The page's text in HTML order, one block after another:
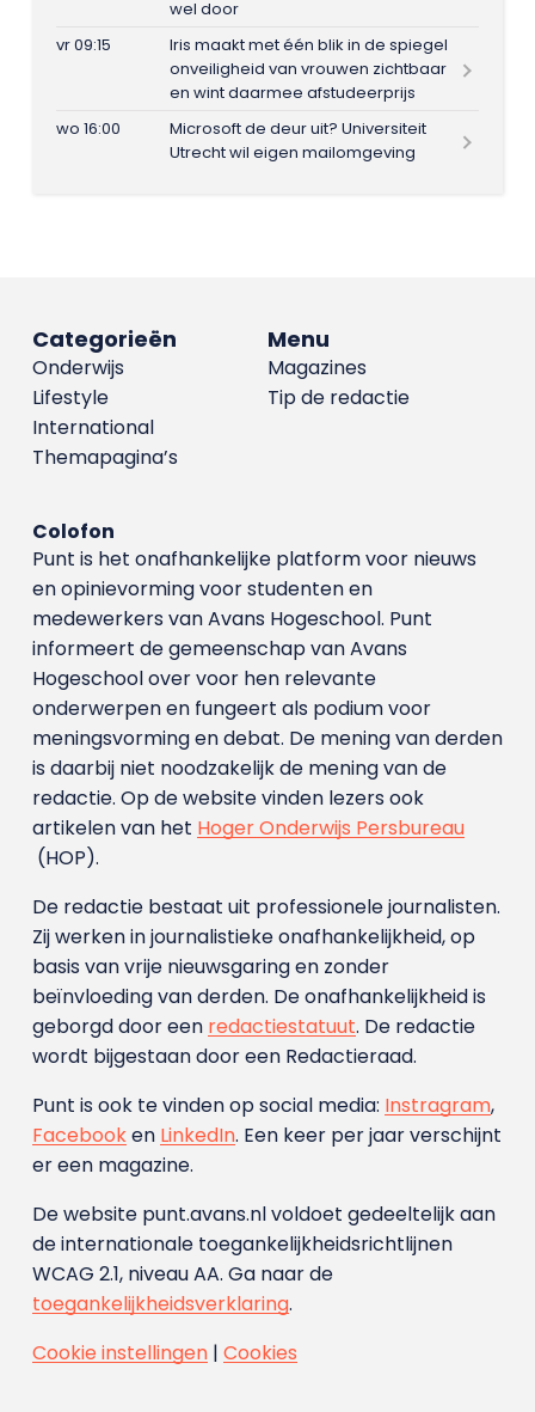
wel door
vr 09:15
Iris maakt met één blik in de spiegel
onveiligheid van vrouwen zichtbaar
en wint daarmee afstudeerprijs
wo 16:00
Microsoft de deur uit? Universiteit
Utrecht wil eigen mailomgeving
Menu
Magazines
Tip de redactie
Categorieën
Onderwijs
Lifestyle
International
Themapagina’s
Colofon
Punt is het onafhankelijke platform voor nieuws
en opinievorming voor studenten en
medewerkers van Avans Hoge­school. Punt
informeert de gemeenschap van Avans
Hogeschool over voor hen relevante
onderwerpen en fungeert als podium voor
meningsvorming en debat. De mening van derden
is daarbij niet noodzakelijk de mening van de
redactie. Op de website vinden lezers ook
artikelen van het Hoger Onderwijs Persbureau
(HOP).
De redactie bestaat uit professionele journalisten.
Zij werken in journalistieke onafhankelijkheid, op
basis van vrije nieuwsgaring en zonder
beïnvloeding van derden. De onafhankelijkheid is
geborgd door een redactiestatuut. De redactie
wordt bijgestaan door een Redactieraad.
Punt is ook te vinden op social media: Instragram,
Facebooken LinkedIn. Een keer per jaar verschijnt
er een magazine.
De website punt.avans.nl voldoet gedeeltelijk aan
de internationale toegankelijkheidsrichtlijnen
WCAG 2.1, niveau AA. Ga naar de
toegankelijkheidsverklaring.
Cookie instellingen| Cookies